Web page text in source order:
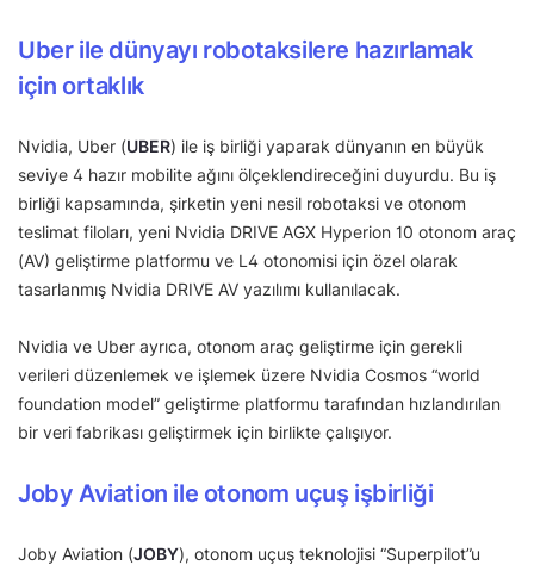
Uber ile dünyayı robotaksilere hazırlamak
için ortaklık
Nvidia, Uber (UBER) ile iş birliği yaparak dünyanın en büyük
seviye 4 hazır mobilite ağını ölçeklendireceğini duyurdu. Bu iş
birliği kapsamında, şirketin yeni nesil robotaksi ve otonom
teslimat filoları, yeni Nvidia DRIVE AGX Hyperion 10 otonom araç
(AV) geliştirme platformu ve L4 otonomisi için özel olarak
tasarlanmış Nvidia DRIVE AV yazılımı kullanılacak.
Nvidia ve Uber ayrıca, otonom araç geliştirme için gerekli
verileri düzenlemek ve işlemek üzere Nvidia Cosmos “world
foundation model” geliştirme platformu tarafından hızlandırılan
bir veri fabrikası geliştirmek için birlikte çalışıyor.
Joby Aviation ile otonom uçuş işbirliği
Joby Aviation (JOBY), otonom uçuş teknolojisi “Superpilot”u